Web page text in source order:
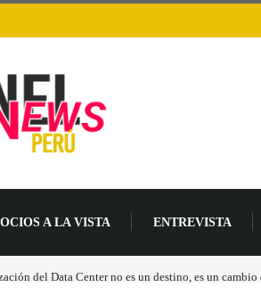
A LA VISTA ENTREVISTA
es un cambio en el modelo operativoLos ingresos